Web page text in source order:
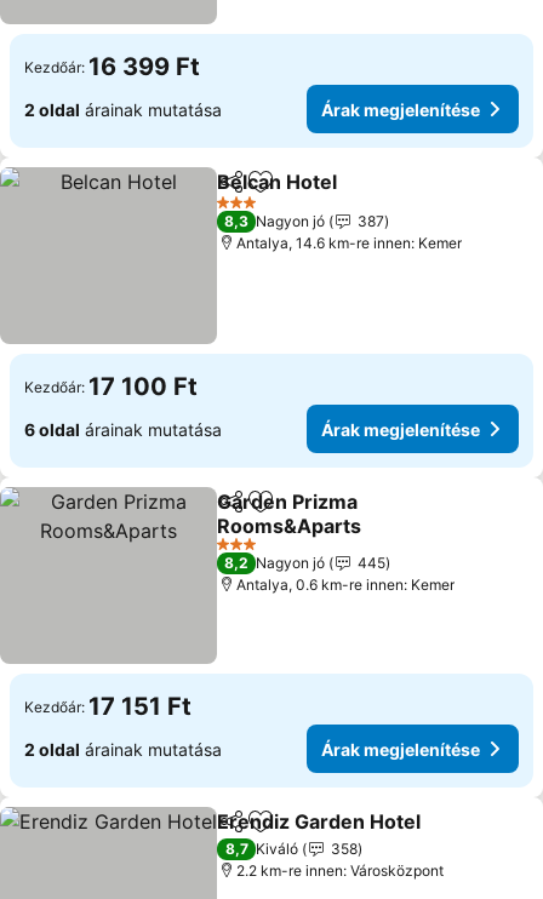
Kezdőár: 16 399 Ft
2 oldal árainak mutatása Árak megjelenítése
Megosztás
Hozzáadás a kedvencekhez
Belcan Hotel
3 Kategória
8,3 Nagyon jó
387
Antalya, 14.6 km-re innen: Kemer
Kezdőár: 17 100 Ft
6 oldal árainak mutatása Árak megjelenítése
Megosztás
Hozzáadás a kedvencekhez
Garden Prizma
Rooms&Aparts
Árak megjelenítése
3 Kategória
8,2 Nagyon jó
445
Antalya, 0.6 km-re innen: Kemer
Kezdőár: 17 151 Ft
2 oldal árainak mutatása Árak megjelenítése
Megosztás
Hozzáadás a kedvencekhez
Erendiz Garden Hotel
8,7 Kiváló
358
2.2 km-re innen: Városközpont